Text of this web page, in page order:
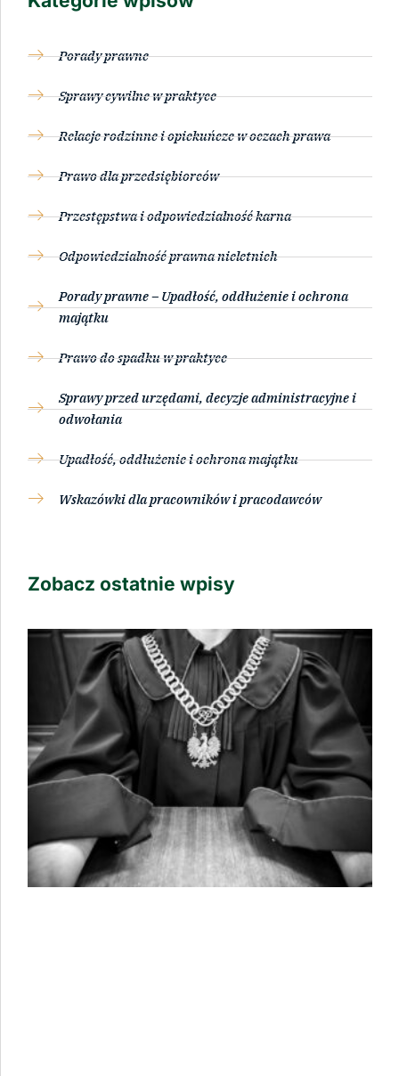
Porady prawne
Sprawy cywilne w praktyce
Relacje rodzinne i opiekuńcze w oczach prawa
Prawo dla przedsiębiorców
Przestępstwa i odpowiedzialność karna
Odpowiedzialność prawna nieletnich
Porady prawne – Upadłość, oddłużenie i ochrona
majątku
Prawo do spadku w praktyce
Sprawy przed urzędami, decyzje administracyjne i
odwołania
Upadłość, oddłużenie i ochrona majątku
Wskazówki dla pracowników i pracodawców
Zobacz ostatnie wpisy